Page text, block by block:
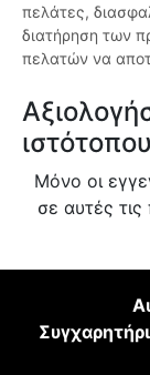
πελάτες,
διατήρηση των
πελατών να
Μόνο οι
σε αυτές